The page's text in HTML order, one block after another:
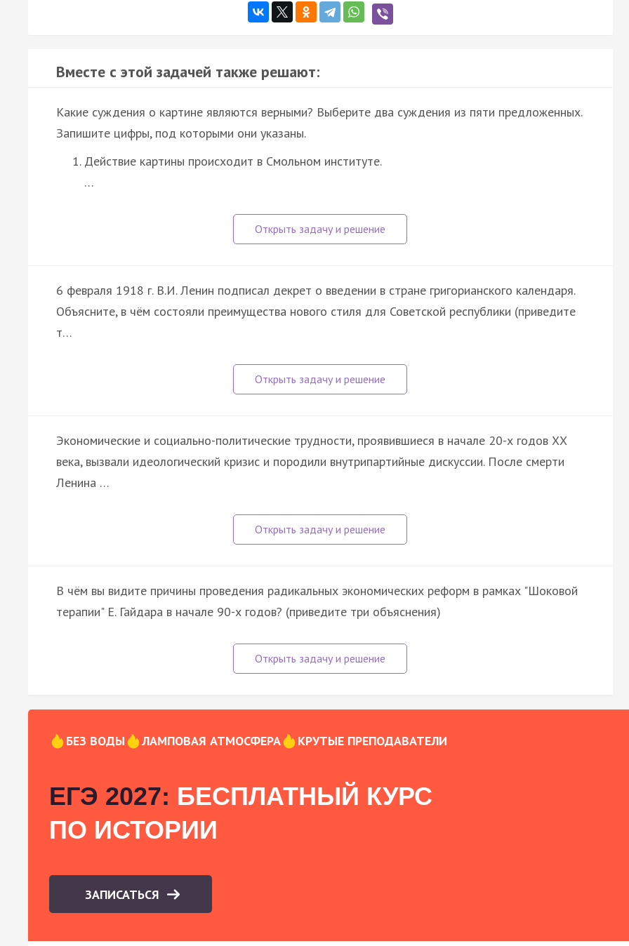
Вместе с этой задачей также решают:
Какие суждения о картине являются верными? Выберите два суждения из пяти предложенных.
Запишите цифры, под которыми они указаны.
Действие картины происходит в Смольном институте.
…
6 февраля 1918 г. В.И. Ленин подписал декрет о введении в стране григорианского календаря.
Объясните, в чём состояли преимущества нового стиля для Советской республики (приведите
т…
Экономические и социально-политические трудности, проявившиеся в начале 20-х годов ХХ
века, вызвали идеологический кризис и породили внутрипартийные дискуссии. После смерти
Ленина …
В чём вы видите причины проведения радикальных экономических реформ в рамках "Шоковой
терапии" Е. Гайдара в начале 90-х годов? (приведите три объяснения)
БЕЗ ВОДЫ ЛАМПОВАЯ АТМОСФЕРА КРУТЫЕ ПРЕПОДАВАТЕЛИ
ЕГЭ 2027: БЕСПЛАТНЫЙ КУРС
ПО ИСТОРИИ
ЗАПИСАТЬСЯ